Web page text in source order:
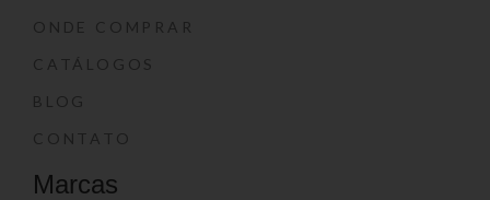
ONDE COMPRAR
CATÁLOGOS
BLOG
CONTATO
Marcas